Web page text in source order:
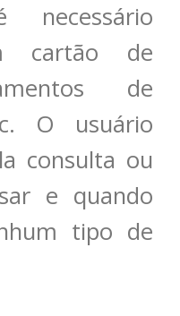
cartão de
de
O usuário
consulta ou
e quando
tipo de